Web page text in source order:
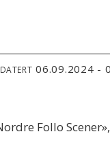
06.09.2024 -
Follo